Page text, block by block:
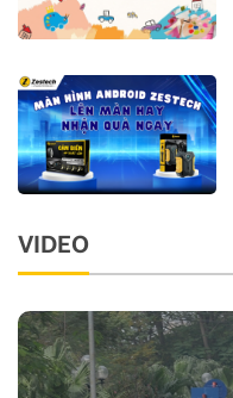
VIDEO